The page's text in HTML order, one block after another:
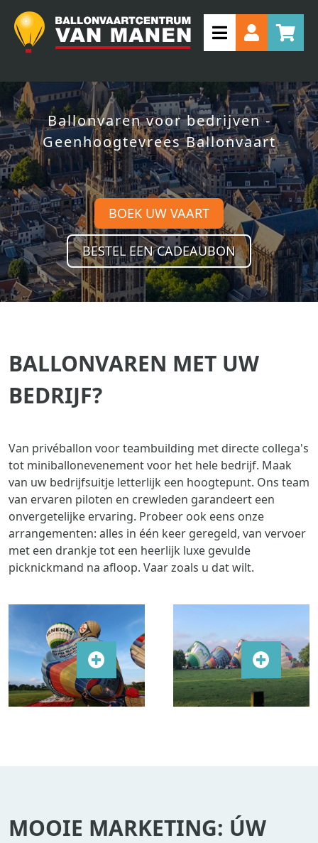
Ballonvaren voor bedrijven -
Geenhoogtevrees Ballonvaart
BOEK UW VAART
BESTEL EEN CADEAUBON
BALLONVAREN MET UW
BEDRIJF?
Van privéballon voor teambuilding met directe collega's
tot miniballonevenement voor het hele bedrijf. Maak
van uw bedrijfsuitje letterlijk een hoogtepunt. Ons team
van ervaren piloten en crewleden garandeert een
onvergetelijke ervaring. Probeer ook eens onze
arrangementen: alles in één keer geregeld, van vervoer
met een drankje tot een heerlijk luxe gevulde
picknickmand na afloop. Vaar zoals u dat wilt.
MOOIE MARKETING: ÚW